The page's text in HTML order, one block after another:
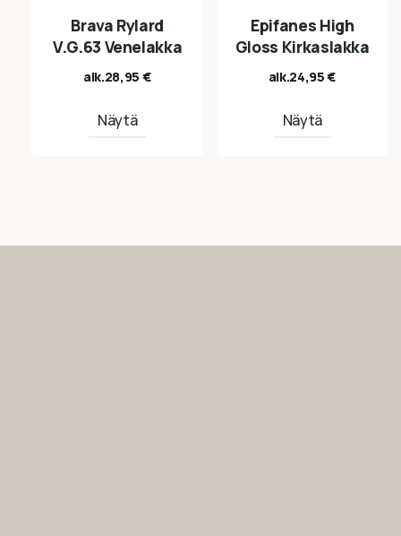
Brava Rylard
V.G.63 Venelakka
alk.28,95 €
Näytä
Epifanes High
Gloss Kirkaslakka
alk.24,95€
Näytä